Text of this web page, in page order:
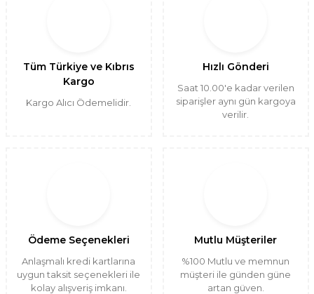
Tüm Türkiye ve Kıbrıs
Kargo
Kargo Alıcı Ödemelidir.
Hızlı Gönderi
Saat 10.00'e kadar verilen
siparişler aynı gün kargoya
verilir.
Ödeme Seçenekleri
Anlaşmalı kredi kartlarına
uygun taksit seçenekleri ile
kolay alışveriş imkanı.
Mutlu Müşteriler
%100 Mutlu ve memnun
müşteri ile günden güne
artan güven.